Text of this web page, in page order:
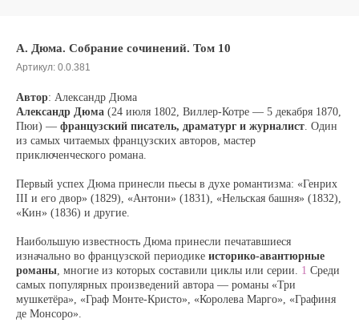
А. Дюма. Собрание сочинений. Том 10
Артикул: 0.0.381
Автор: Александр Дюма
Александр Дюма (24 июля 1802, Виллер-Котре — 5 декабря 1870,
Пюи) — французский писатель, драматург и журналист. Один
из самых читаемых французских авторов, мастер
приключенческого романа.
Первый успех Дюма принесли пьесы в духе романтизма: «Генрих
III и его двор» (1829), «Антони» (1831), «Нельская башня» (1832),
«Кин» (1836) и другие.
Наибольшую известность Дюма принесли печатавшиеся
изначально во французской периодике историко-авантюрные
романы, многие из которых составили циклы или серии. 1 Среди
самых популярных произведений автора — романы «Три
мушкетёра», «Граф Монте-Кристо», «Королева Марго», «Графиня
де Монсоро».